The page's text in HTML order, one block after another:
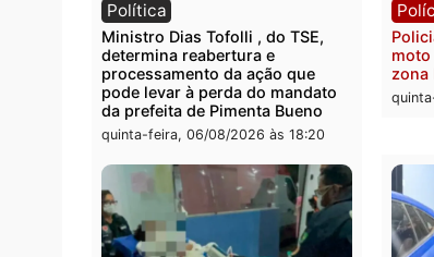
Homem é encontrado morto em
residência no bairro Colina Park
em RO
sexta-feira, 07/08/2026 às 09:30